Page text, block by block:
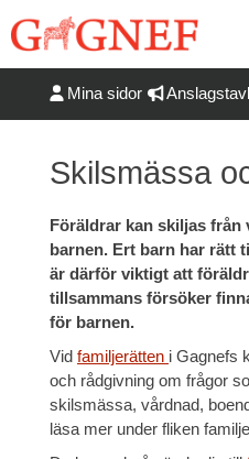
till
Mina sidor
Skilsmässa
Föräldrar kan skiljas från
barnen. Ert barn har rätt
är därför viktigt att
tillsammans försöker
för barnen.
Vid familjerätten i Gagnefs
och rådgivning om frågor
skilsmässa, vårdnad,
läsa mer under fliken